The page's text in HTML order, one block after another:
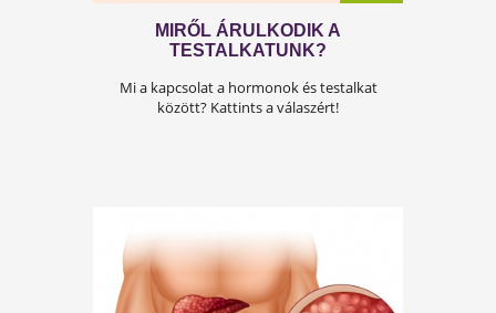
MIRŐL ÁRULKODIK A
TESTALKATUNK?